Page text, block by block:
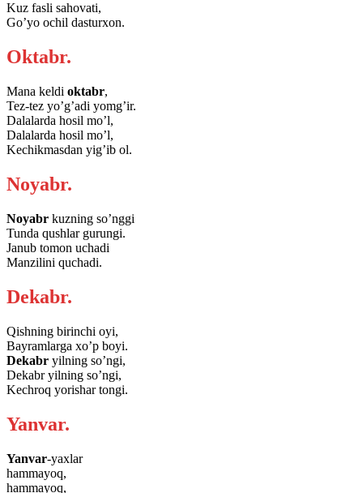
Kuz fasli sahovati,
Go’yo ochil dasturxon.
Oktabr.
Mana keldi oktabr,
Tez-tez yo’g’adi yomg’ir.
Dalalarda hosil mo’l,
Dalalarda hosil mo’l,
Kechikmasdan yig’ib ol.
Noyabr.
Noyabr kuzning so’nggi
Tunda qushlar gurungi.
Janub tomon uchadi
Manzilini quchadi.
Dekabr.
Qishning birinchi oyi,
Bayramlarga xo’p boyi.
Dekabr yilning so’ngi,
Dekabr yilning so’ngi,
Kechroq yorishar tongi.
Yanvar.
Yanvar-yaxlar
hammayoq,
hammayoq,